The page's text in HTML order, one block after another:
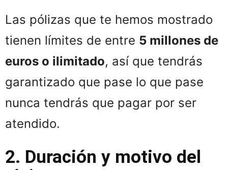
Las pólizas que te hemos mostrado
tienen límites de entre 5 millones de
euros o ilimitado, así que tendrás
garantizado que pase lo que pase
nunca tendrás que pagar por ser
atendido.
2. Duración y motivo del